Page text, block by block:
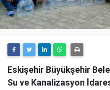
Eskişehir Büyükşehir
Su ve Kanalizasyon